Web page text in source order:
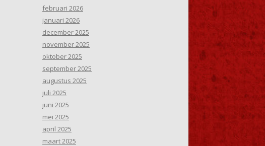
februari 2026
januari 2026
december 2025
november 2025
oktober 2025
september 2025
augustus 2025
juli 2025
juni 2025
mei 2025
april 2025
maart 2025